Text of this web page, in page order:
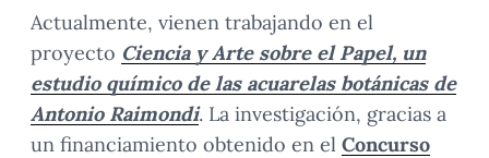
Actualmente, vienen trabajando en el
proyecto Ciencia y Arte sobre el Papel, un
estudio químico de las acuarelas botánicas de
Antonio Raimondi. La investigación, gracias a
un financiamiento obtenido en el Concurso